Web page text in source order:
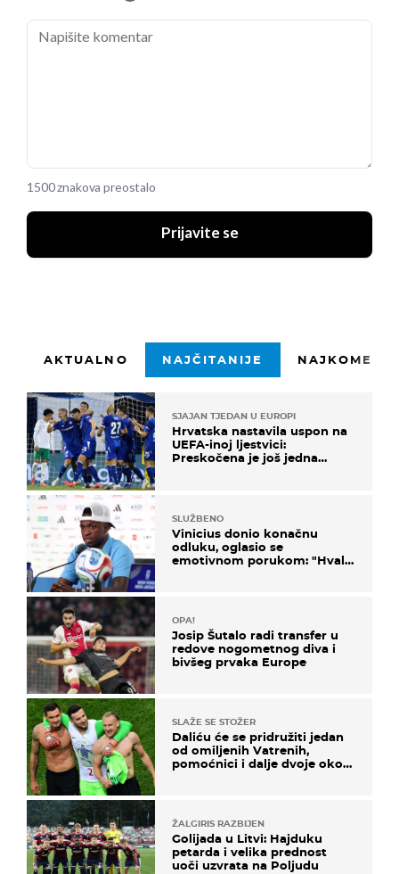
1500 znakova preostalo
Prijavite se
AKTUALNO NAJČITANIJE
SJAJAN TJEDAN U EUROPI
Hrvatska nastavila uspon na
UEFA-inoj ljestvici:
Preskočena je još jedna
SLUŽBENO
Vinicius donio konačnu
odluku, oglasio se
emotivnom porukom: "Hvala
OPA!
Josip Šutalo radi transfer u
redove nogometnog diva i
bivšeg prvaka Europe
SLAŽE SE STOŽER
Daliću će se pridružiti jedan
od omiljenih Vatrenih,
pomoćnici i dalje dvoje oko
ŽALGIRIS RAZBIJEN
Golijada u Litvi: Hajduku
petarda i velika prednost
uoči uzvrata na Poljudu